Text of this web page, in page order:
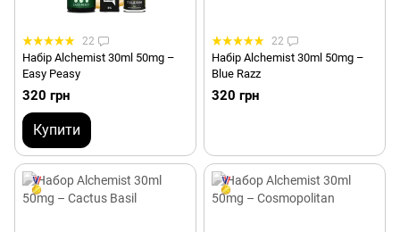
22
Набір Alchemist 30ml 50mg –
Easy Peasy
320 грн
Купити
22
Набір Alchemist 30ml 50mg –
Blue Razz
320 грн